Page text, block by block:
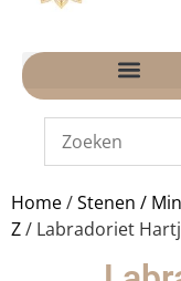
Home/Stenen /
Z/ Labradoriet